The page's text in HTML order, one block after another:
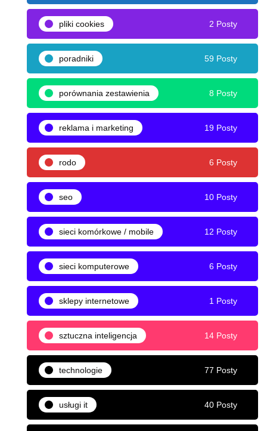
pliki cookies 2 Posty
poradniki 59 Posty
porównania zestawienia 8 Posty
reklama i marketing 19 Posty
rodo 6 Posty
seo 10 Posty
sieci komórkowe / mobile 12 Posty
sieci komputerowe 6 Posty
sklepy internetowe 1 Posty
sztuczna inteligencja 14 Posty
technologie 77 Posty
usługi it 40 Posty